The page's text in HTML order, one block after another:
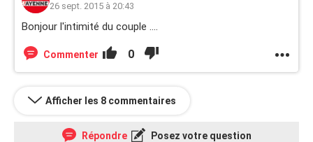
26 sept. 2015 à 20:43
Bonjour l'intimité du couple ....
Commenter 0
Afficher les 8 commentaires
Répondre Posez votre question